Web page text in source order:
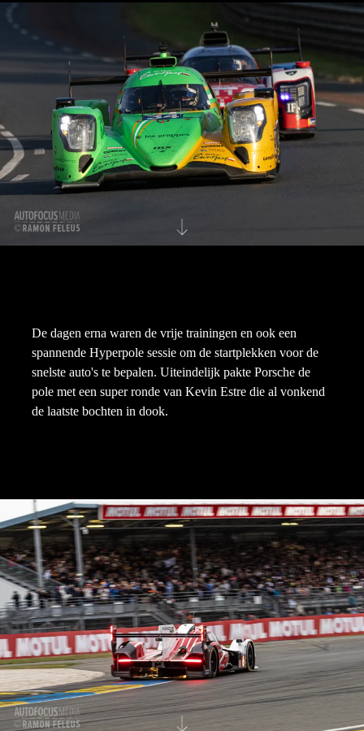
De dagen erna waren de vrije trainingen en ook een
spannende Hyperpole sessie om de startplekken voor de
snelste auto's te bepalen. Uiteindelijk pakte Porsche de
pole met een super ronde van Kevin Estre die al vonkend
de laatste bochten in dook.